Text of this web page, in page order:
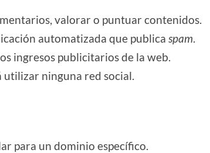
valorar o puntuar contenidos.
automatizada que publica spam.
ingresos publicitarios de la web.
utilizar ninguna red social.
para un dominio específico.